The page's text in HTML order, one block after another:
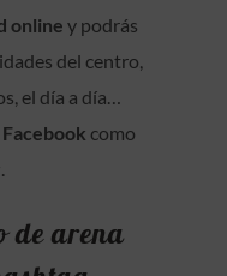
online y podrás
del centro,
el día a día…
Facebook como
de arena